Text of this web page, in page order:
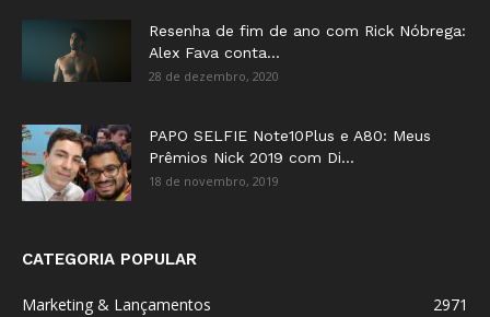
Resenha de fim de ano com Rick Nóbrega:
Alex Fava conta...
28 de dezembro, 2020
PAPO SELFIE Note10Plus e A80: Meus
Prêmios Nick 2019 com Di...
18 de novembro, 2019
CATEGORIA POPULAR
Marketing & Lançamentos
2971